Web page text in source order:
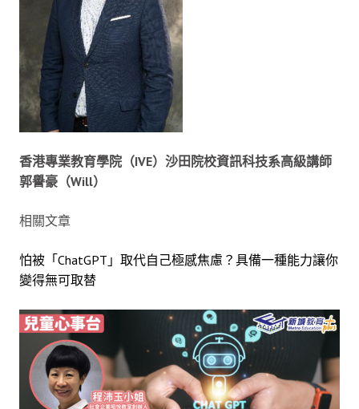
香港專業教育學院（IVE）沙田院校資訊科技系高級講師
郭譽豪（Will）
相關文章
怕被「ChatGPT」取代自己極感焦慮？具備一種能力讓你
變得無可取替